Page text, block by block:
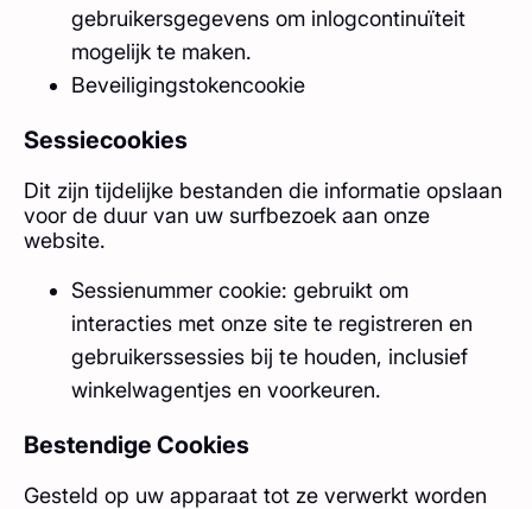
gebruikersgegevens om inlogcontinuïteit
mogelijk te maken.
Beveiligingstokencookie
Sessiecookies
Dit zijn tijdelijke bestanden die informatie opslaan
voor de duur van uw surfbezoek aan onze
website.
Sessienummer cookie: gebruikt om
interacties met onze site te registreren en
gebruikerssessies bij te houden, inclusief
winkelwagentjes en voorkeuren.
Bestendige Cookies
Gesteld op uw apparaat tot ze verwerkt worden